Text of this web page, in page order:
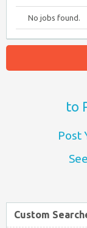
No jobs found.
to
Post
Custom